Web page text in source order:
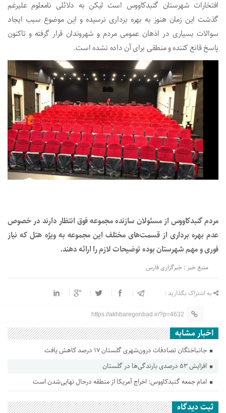
افتخارات شهرستان گنبدکاووس است لیکن به دلائلی نامعلوم علیرغم
گذشت این زمان هنوز به بهره برداری نرسیده و این موضوع سبب ایجاد
سوالات بسیاری در اذهان عمومی مردم و شهروندان قرار گرفته و تاکنون
پاسخ قانع کننده و منطقی برای آن داده نشده است.
مردم گنبدکاووس از مسئولان سازنده مجموعه فوق انتظار دارند در خصوص
عدم بهره برداری از قسمت‌های مختلف این مجموعه به ویژه هتل که نیاز
فوری و مهم شهرستان بوده توضیحات لازم را ارائه دهند.
منبع خبر : خبرگزاری فارس
به اشتراک بگذارید :
https://akhbaregonbad.ir/?p=4632
اخبار مشابه
جانباختگان تصادفات درون‌شهری گلستان ۱۷ درصد کاهش یافت
افزایش ۵۳ درصدی بارندگی‌ها در گلستان
امام جمعه گنبدکاووس: اخراج آمریکا از منطقه درحال نهایی‌شدن است
ثبت دیدگاه